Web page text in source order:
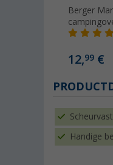
Berger
Classic,
12,99 €
Scheurvast
Handige